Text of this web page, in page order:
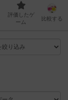
評価したゲ
ーム
比較する